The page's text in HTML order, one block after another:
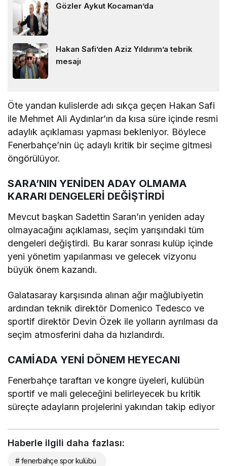
Gözler Aykut Kocaman’da
Hakan Safi’den Aziz Yıldırım’a tebrik
mesajı
Öte yandan kulislerde adı sıkça geçen Hakan Safi
ile Mehmet Ali Aydınlar’ın da kısa süre içinde resmi
adaylık açıklaması yapması bekleniyor. Böylece
Fenerbahçe’nin üç adaylı kritik bir seçime gitmesi
öngörülüyor.
SARA’NIN YENİDEN ADAY OLMAMA
KARARI DENGELERİ DEĞİŞTİRDİ
Mevcut başkan Sadettin Saran’ın yeniden aday
olmayacağını açıklaması, seçim yarışındaki tüm
dengeleri değiştirdi. Bu karar sonrası kulüp içinde
yeni yönetim yapılanması ve gelecek vizyonu
büyük önem kazandı.
Galatasaray karşısında alınan ağır mağlubiyetin
ardından teknik direktör Domenico Tedesco ve
sportif direktör Devin Özek ile yolların ayrılması da
seçim atmosferini daha da hızlandırdı.
CAMİADA YENİ DÖNEM HEYECANI
Fenerbahçe taraftarı ve kongre üyeleri, kulübün
sportif ve mali geleceğini belirleyecek bu kritik
süreçte adayların projelerini yakından takip ediyor
Haberle ilgili daha fazlası:
# fenerbahçe spor kulübü